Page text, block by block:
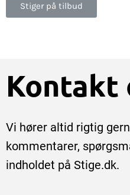
Stiger på tilbud
Kontakt
Vi hører altid rigtig
kommentarer,
indholdet på Stige.dk.